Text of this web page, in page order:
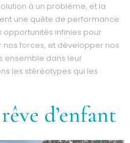
à un problème, et la
une quête de performance
opportunités infinies pour
forces, et développer nos
ensemble dans leur
les stéréotypes qui les
d’enfant